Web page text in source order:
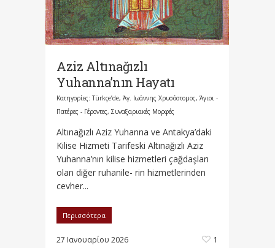
Aziz Altınağızlı
Yuhanna’nın Hayatı
Κατηγορίες:Türkçe’de, Άγ. Ιωάννης Χρυσόστομος, Άγιοι -
Πατέρες - Γέροντες, Συναξαριακές Μορφές
Altınağızlı Aziz Yuhanna ve Antakya’daki
Kilise Hizmeti Tarifeski Altınağızlı Aziz
Yuhanna’nın kilise hizmetleri çağdaşları
olan diğer ruhanile- rin hizmetlerinden
cevher...
Περισσότερα
27 Ιανουαρίου 2026 1